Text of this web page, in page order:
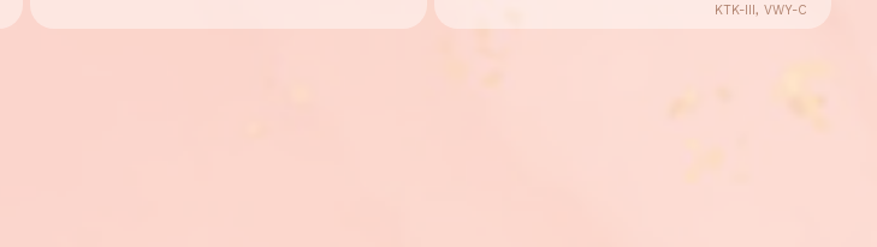
KTK-III, VWY-C